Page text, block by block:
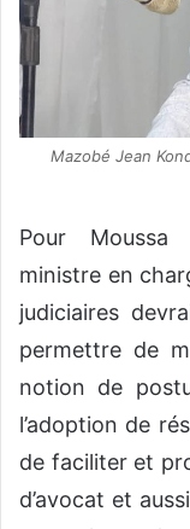
Mazobé Jean
Pour Moussa
ministre en
judiciaires
permettre de
notion de
l’adoption de
de faciliter et
d’avocat et